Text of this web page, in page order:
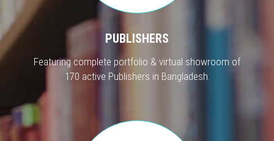
PUBLISHERS
Featuring complete portfolio & virtual showroom of
170 active Publishers in Bangladesh.